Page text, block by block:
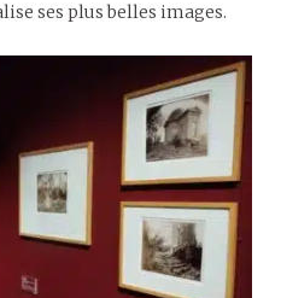
ses plus belles images.